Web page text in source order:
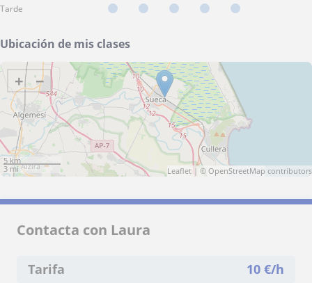
Tarde
Ubicación de mis clases
+ −
5 km
3 mi
Leaflet | © OpenStreetMap contributors
Contacta con Laura
Tarifa 10 €/h